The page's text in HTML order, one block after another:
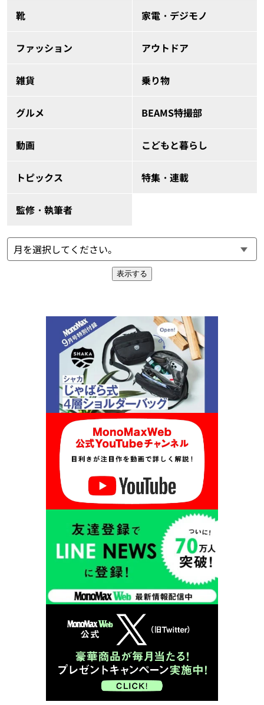
靴 家電・デジモノ
ファッション アウトドア
雑貨 乗り物
グルメ BEAMS特撮部
動画 こどもと暮らし
トピックス 特集・連載
監修・執筆者
表示する